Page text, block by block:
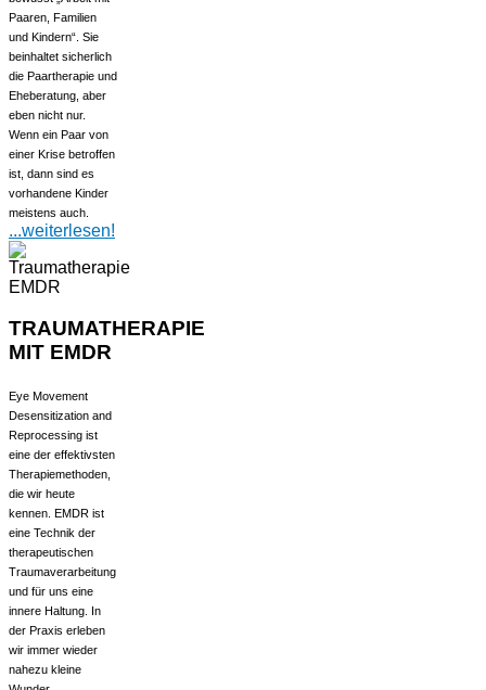
Paaren, Familien
und Kindern“. Sie
beinhaltet sicherlich
die Paartherapie und
Eheberatung, aber
eben nicht nur.
Wenn ein Paar von
einer Krise betroffen
ist, dann sind es
vorhandene Kinder
meistens auch.
...weiterlesen!
TRAUMATHERAPIE
MIT EMDR
Eye Movement
Desensitization and
Reprocessing ist
eine der effektivsten
Therapiemethoden,
die wir heute
kennen. EMDR ist
eine Technik der
therapeutischen
Traumaverarbeitung
und für uns eine
innere Haltung. In
der Praxis erleben
wir immer wieder
nahezu kleine